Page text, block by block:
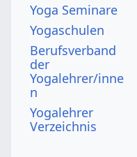
Yoga Seminare
Yogaschulen
Berufsverband
der
Yogalehrer/inne
n
Yogalehrer
Verzeichnis